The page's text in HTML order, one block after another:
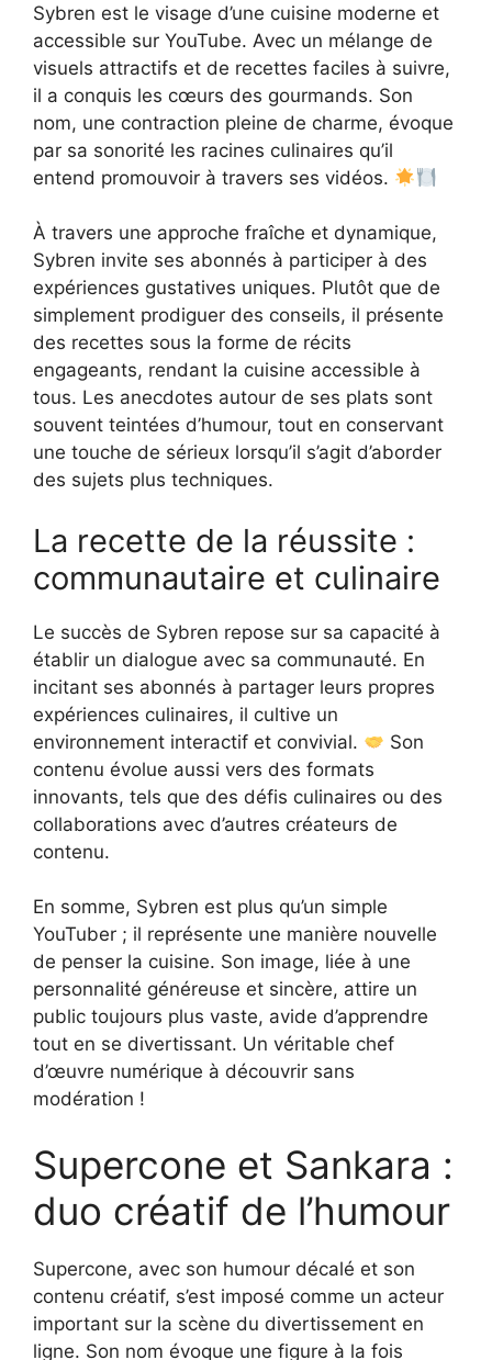
Sybren est le visage d’une cuisine moderne et
accessible sur YouTube. Avec un mélange de
visuels attractifs et de recettes faciles à suivre,
il a conquis les cœurs des gourmands. Son
nom, une contraction pleine de charme, évoque
par sa sonorité les racines culinaires qu’il
entend promouvoir à travers ses vidéos.
À travers une approche fraîche et dynamique,
Sybren invite ses abonnés à participer à des
expériences gustatives uniques. Plutôt que de
simplement prodiguer des conseils, il présente
des recettes sous la forme de récits
engageants, rendant la cuisine accessible à
tous. Les anecdotes autour de ses plats sont
souvent teintées d’humour, tout en conservant
une touche de sérieux lorsqu’il s’agit d’aborder
des sujets plus techniques.
La recette de la réussite :
communautaire et culinaire
Le succès de Sybren repose sur sa capacité à
établir un dialogue avec sa communauté. En
incitant ses abonnés à partager leurs propres
expériences culinaires, il cultive un
environnement interactif et convivial.
Son
contenu évolue aussi vers des formats
innovants, tels que des défis culinaires ou des
collaborations avec d’autres créateurs de
contenu.
En somme, Sybren est plus qu’un simple
YouTuber ; il représente une manière nouvelle
de penser la cuisine. Son image, liée à une
personnalité généreuse et sincère, attire un
public toujours plus vaste, avide d’apprendre
tout en se divertissant. Un véritable chef
d’œuvre numérique à découvrir sans
modération !
Supercone et Sankara :
duo créatif de l’humour
Supercone, avec son humour décalé et son
contenu créatif, s’est imposé comme un acteur
important sur la scène du divertissement en
ligne. Son nom évoque une figure à la fois